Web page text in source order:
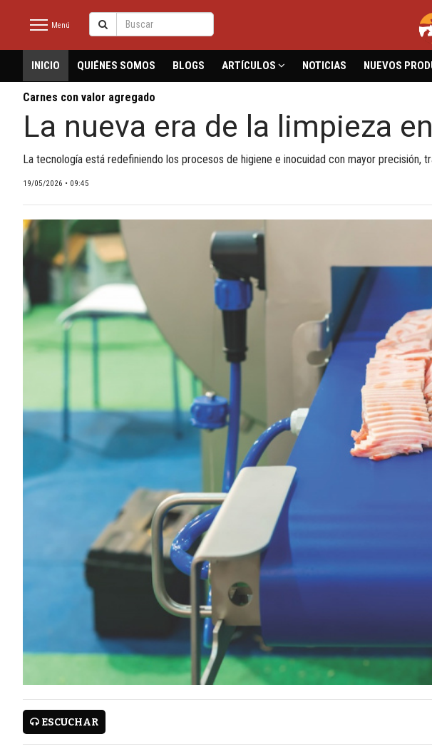
latinmeat
INICIO
ARTÍCULOS
CARNE BOVINA
CARNE PORCINA
CARNE AVÍCOLA
CARNES CON VALOR AGREGADO
EVENTOS Y CAPACITACIONES
DIRECTORIO
WWW.REDALIMENTARIA.COM
Menú
INICIO QUIÉNES SOMOS BLOGS ARTÍCULOS NOTICIAS NUEVOS
Carnes con valor agregado
La nueva era de la limpieza
La tecnología está redefiniendo los procesos de higiene e inocuidad con mayor precisión,
19/05/2026 • 09:45
ESCUCHAR